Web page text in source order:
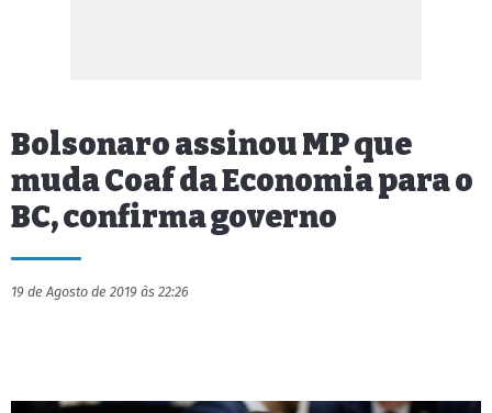
Bolsonaro assinou MP que
muda Coaf da Economia para o
BC, confirma governo
19 de Agosto de 2019 às 22:26